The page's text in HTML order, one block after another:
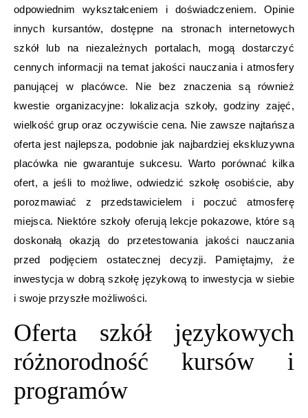
odpowiednim wykształceniem i doświadczeniem. Opinie
innych kursantów, dostępne na stronach internetowych
szkół lub na niezależnych portalach, mogą dostarczyć
cennych informacji na temat jakości nauczania i atmosfery
panującej w placówce. Nie bez znaczenia są również
kwestie organizacyjne: lokalizacja szkoły, godziny zajęć,
wielkość grup oraz oczywiście cena. Nie zawsze najtańsza
oferta jest najlepsza, podobnie jak najbardziej ekskluzywna
placówka nie gwarantuje sukcesu. Warto porównać kilka
ofert, a jeśli to możliwe, odwiedzić szkołę osobiście, aby
porozmawiać z przedstawicielem i poczuć atmosferę
miejsca. Niektóre szkoły oferują lekcje pokazowe, które są
doskonałą okazją do przetestowania jakości nauczania
przed podjęciem ostatecznej decyzji. Pamiętajmy, że
inwestycja w dobrą szkołę językową to inwestycja w siebie
i swoje przyszłe możliwości.
Oferta szkół językowych
różnorodność kursów i
programów